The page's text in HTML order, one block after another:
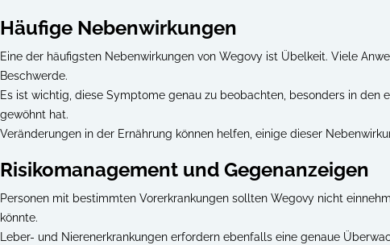
Häufige Nebenwirkungen
Eine der häufigsten Nebenwirkungen von Wegovy ist Übelkeit. Viele
Beschwerde.
Es ist wichtig, diese Symptome genau zu beobachten, besonders in
gewöhnt hat.
Veränderungen in der Ernährung können helfen, einige dieser
Risikomanagement und Gegenanzeigen
Personen mit bestimmten Vorerkrankungen sollten Wegovy nicht
könnte.
Leber- und Nierenerkrankungen erfordern ebenfalls eine genaue